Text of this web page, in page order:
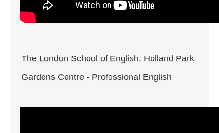
The London School of English: Holland Park
Gardens Centre - Professional English